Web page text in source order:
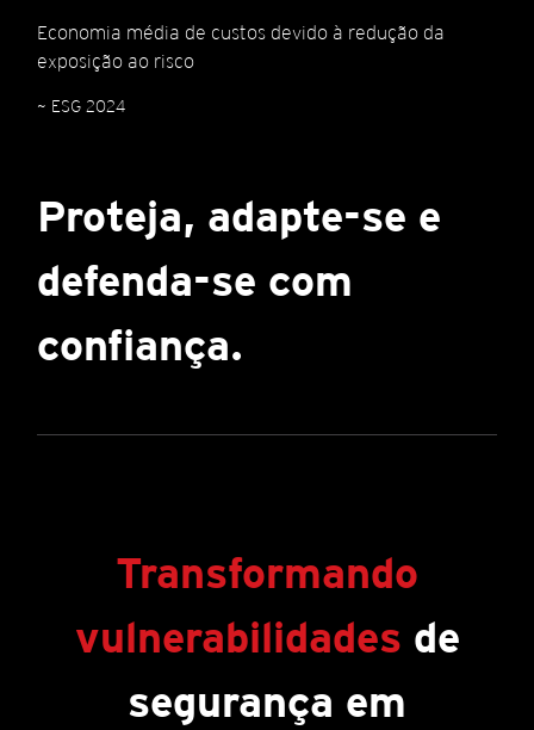
Economia média de custos devido à redução da
exposição ao risco
~ ESG 2024
Proteja, adapte-se e
defenda-se com
confiança.
Transformando
vulnerabilidades de
segurança em